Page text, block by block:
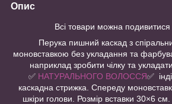
Опис
Всі товари можна подивитися
Перука пишний каскад з
моновставкою без укладання та
наприклад зробити чілку та
✅ НАТУРАЛЬНОГО ВОЛОССЯ✅
каскадна стрижка. Спереду моновставка
шкіри голови. Розмір вставки 30×6